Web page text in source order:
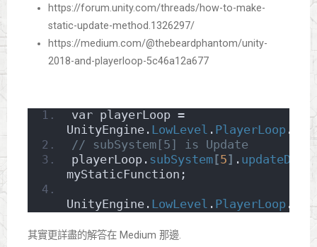
https://forum.unity.com/threads/how-to-make-
static-update-method.1326297/
https://medium.com/@thebeardphantom/unity-
2018-and-playerloop-5c46a12a677
var playerLoop =
UnityEngine. LowLevel . PlayerLoop .
// subSystem[5] is Update
playerLoop. subSystem[5] .
myStaticFunction;
UnityEngine. LowLevel . PlayerLoop .
其實更詳盡的解答在 Medium 那邊.